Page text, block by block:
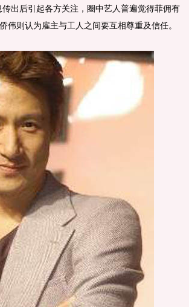
出后引起各方关注，圈中艺人普遍觉得菲佣有
伟则认为雇主与工人之间要互相尊重及信任。